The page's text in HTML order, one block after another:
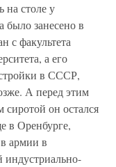
на столе у
было занесено в
с факультета
а его
в СССР,
А перед этим
он остался
в Оренбурге,
армии в
индустриально-